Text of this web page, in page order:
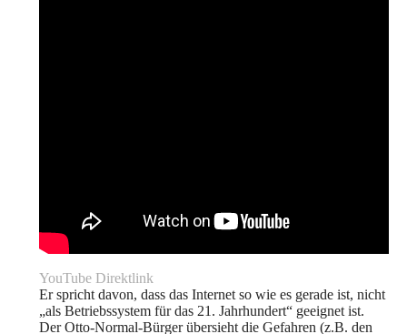
YouTube Direktlink
Er spricht davon, dass das Internet so wie es gerade ist, nicht
„als Betriebssystem für das 21. Jahrhundert“ geeignet ist.
Der Otto-Normal-Bürger übersieht die Gefahren (z.B. den